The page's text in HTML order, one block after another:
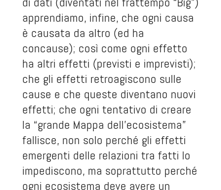
apprendiamo, infine, che ogni causa
è causata da altro (ed ha
concause); così come ogni effetto
ha altri effetti (previsti e imprevisti);
che gli effetti retroagiscono sulle
cause e che queste diventano nuovi
effetti; che ogni tentativo di creare
la “grande Mappa dell’ecosistema”
fallisce, non solo perché gli effetti
emergenti delle relazioni tra fatti lo
impediscono, ma soprattutto perché
ogni ecosistema deve avere un